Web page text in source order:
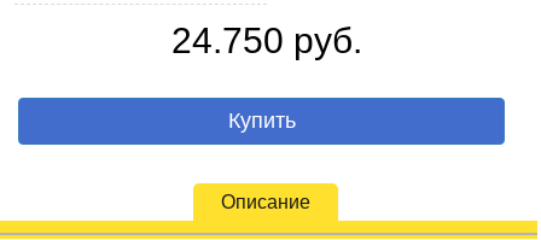
24.750 руб.
Купить
Описание